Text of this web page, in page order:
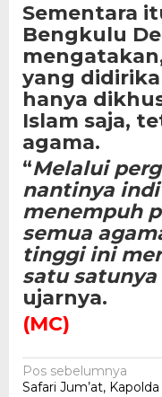
Sementara
Bengkulu
yang
hanya
Islam saja,
agama.
“Melalui
nantinya
menempuh
semua
tinggi ini
satu satunya
ujarnya.
(MC)
Navigasi
Pos sebelumnya
Safari Jum’at, Kapolda